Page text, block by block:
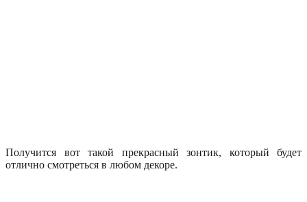
Получится вот такой прекрасный зонтик, который будет
отлично смотреться в любом декоре.